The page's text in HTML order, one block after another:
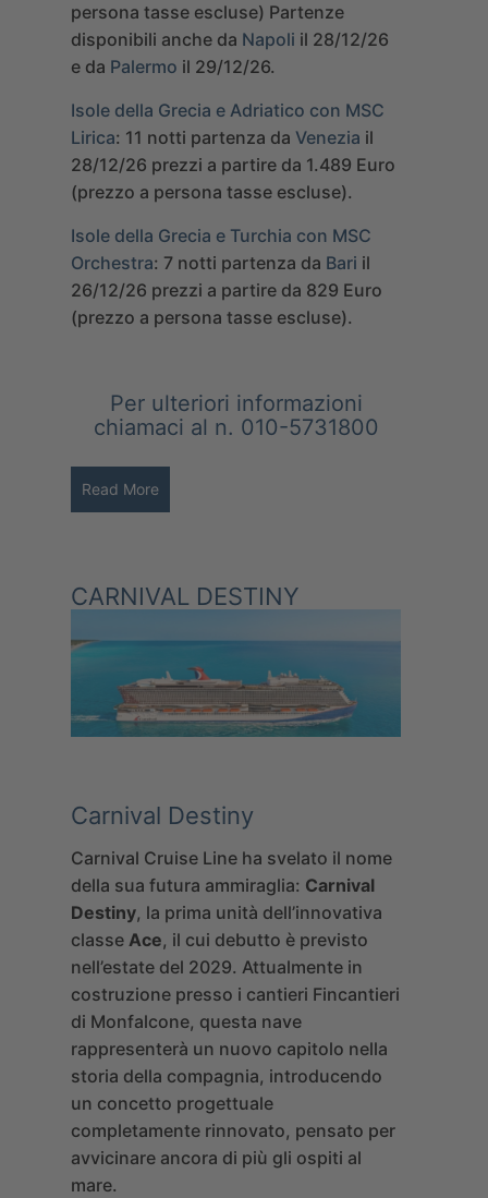
persona tasse escluse) Partenze
disponibili anche da Napoli il 28/12/26
e da Palermo il 29/12/26.
Isole della Grecia e Adriatico con MSC
Lirica: 11 notti partenza da Venezia il
28/12/26 prezzi a partire da 1.489 Euro
(prezzo a persona tasse escluse).
Isole della Grecia e Turchia con MSC
Orchestra: 7 notti partenza da Bari il
26/12/26 prezzi a partire da 829 Euro
(prezzo a persona tasse escluse).
Per ulteriori informazioni
chiamaci al n. 010-5731800
Read More
CARNIVAL DESTINY
Carnival Destiny
Carnival Cruise Line ha svelato il nome
della sua futura ammiraglia: Carnival
Destiny, la prima unità dell’innovativa
classe Ace, il cui debutto è previsto
nell’estate del 2029. Attualmente in
costruzione presso i cantieri Fincantieri
di Monfalcone, questa nave
rappresenterà un nuovo capitolo nella
storia della compagnia, introducendo
un concetto progettuale
completamente rinnovato, pensato per
avvicinare ancora di più gli ospiti al
mare.